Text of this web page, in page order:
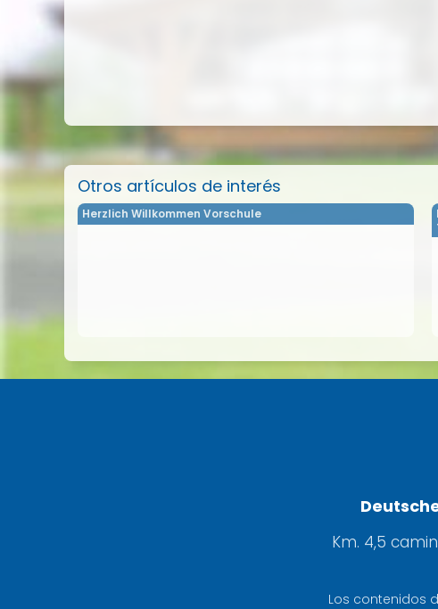
Otros artículos de interés
Herzlich Willkommen Vorschule
Km. 4,5
Los contenidos